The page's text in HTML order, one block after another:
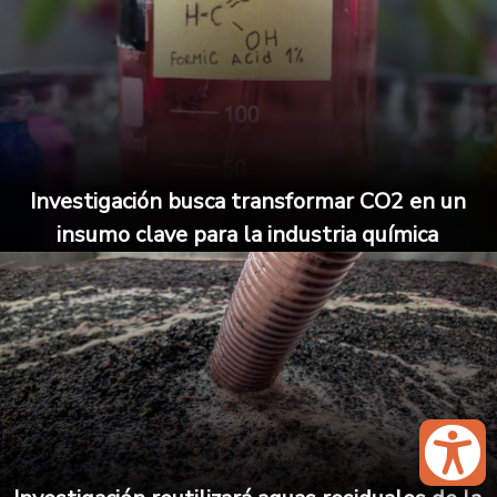
Investigación busca transformar CO2 en un
insumo clave para la industria química